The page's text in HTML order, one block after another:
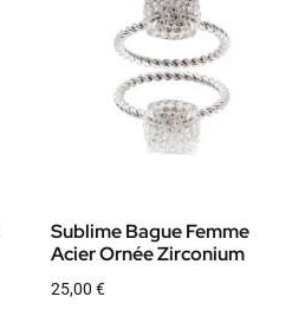
Sublime Bague Femme
Acier Ornée Zirconium
25,00 €